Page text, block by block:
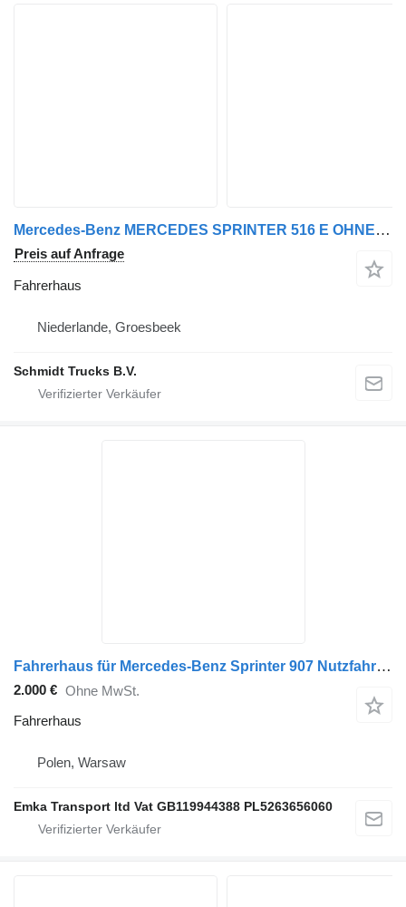
Mercedes-Benz MERCEDES SPRINTER 516 E OHNE HINTERACHSFAHRGESTELL WG 1025 Fahrerhaus für Nutzfahrzeug
Preis auf Anfrage
Fahrerhaus
Niederlande, Groesbeek
Schmidt Trucks B.V.
Fahrerhaus für Mercedes-Benz Sprinter 907 Nutzfahrzeug
2.000 € Ohne MwSt.
Fahrerhaus
Polen, Warsaw
Emka Transport ltd Vat GB119944388 PL5263656060